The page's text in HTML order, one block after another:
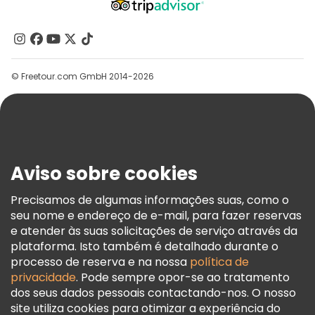
Passeios de bicicleta em Dubai
Passeios gastronômicos em Dubai
Passeios gratuitos perto Burj Khalifa
Passeios gratuitos perto Al Fahidi Historical
Contacte-Nos
Grupos
Ajuda
Termos E Informações Legais
Política De Cookies
Freetour Prémios
Programa De Fidelidade
© Freetour.com GmbH 2014-2026
Aviso sobre cookies
Precisamos de algumas informações suas, como o
seu nome e endereço de e-mail, para fazer reservas
e atender às suas solicitações de serviço através da
plataforma. Isto também é detalhado durante o
processo de reserva e na nossa política de
privacidade. Pode sempre opor-se ao tratamento
dos seus dados pessoais contactando-nos. O nosso
site utiliza cookies para otimizar a experiência do